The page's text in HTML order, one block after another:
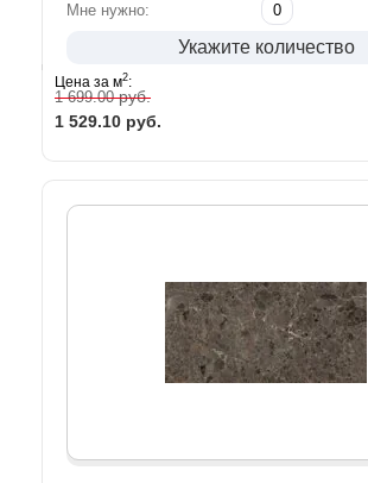
Мне нужно:
Укажите количество
Цена за м2:
1 699.00руб.
1 529.10 руб.